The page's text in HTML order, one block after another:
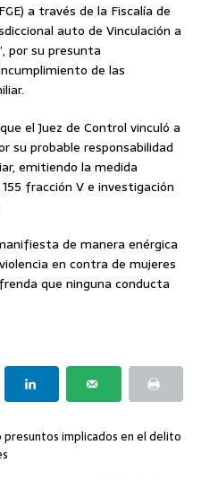
a través de la Fiscalía de
auto de Vinculación a
por su presunta
de las
el Juez de Control vinculó a
su probable responsabilidad
emitiendo la medida
fracción V e investigación
de manera enérgica
en contra de mujeres
que ninguna conducta
presuntos implicados en el delito